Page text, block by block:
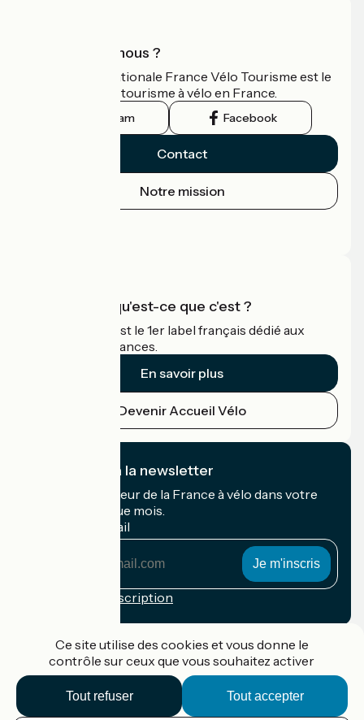
Qui sommes-nous ?
L'association nationale France Vélo Tourisme est le
guide officiel du tourisme à vélo en France.
Instagram Facebook
Contact
Notre mission
Accueil Vélo qu'est-ce que c'est ?
Accueil Vélo c'est le 1er label français dédié aux
cyclistes en vacances.
En savoir plus
Devenir Accueil Vélo
Je m'abonne à la newsletter
Recevez le meilleur de la France à vélo dans votre
boîte mail chaque mois.
Mon adresse mail
Conditions d'inscription
Accueil Vélo Pro
Ce site utilise des cookies et vous donne le
contrôle sur ceux que vous souhaitez activer
Tout accepter
Tout refuser